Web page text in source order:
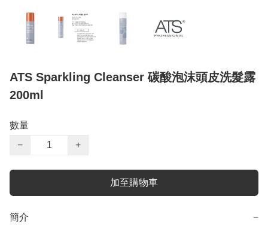
ATS Sparkling Cleanser 碳酸泡沫頭皮洗髮露
200ml
數量
−
+
加至購物車
簡介 −